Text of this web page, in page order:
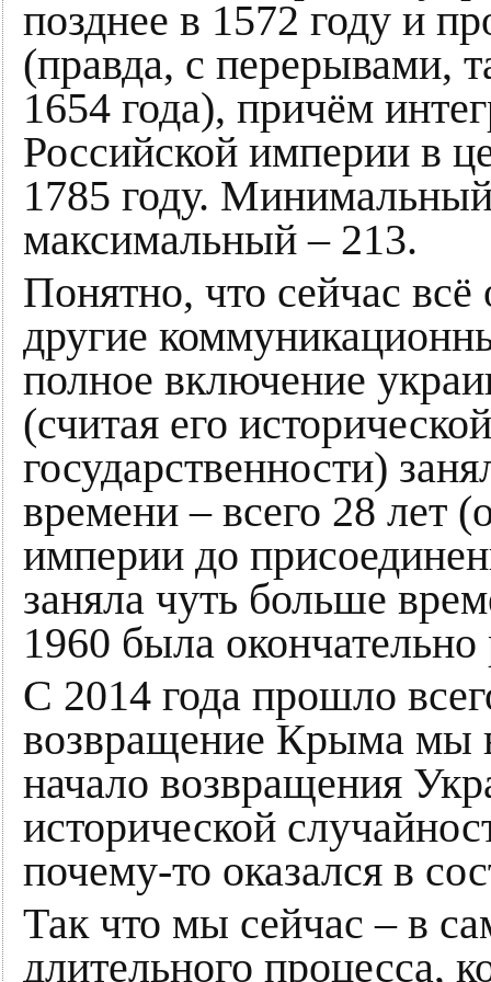
позднее в 1572 году и
(правда, с перерывами,
1654 года), причём
Российской империи в
1785 году.
максимальный – 213.
Понятно, что сейчас
другие
полное включение
(считая его
государственности)
времени – всего 28 лет
империи до
заняла чуть больше
1960 была
С 2014 года прошло
возвращение Крыма мы
начало возвращения
исторической
почему-то оказался в
Так что мы сейчас – в
длительного процесса,